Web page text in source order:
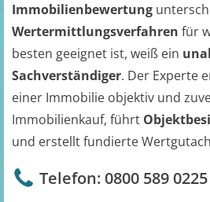
Immobilienbewertung
Wertermittlungsverfahren für
besten geeignet ist, weiß ein
Sachverständiger. Der Experte
einer Immobilie objektiv und
Immobilienkauf, führt
und erstellt fundierte
Telefon: 0800 589 0225